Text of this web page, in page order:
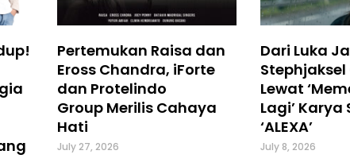
Pertemukan Raisa dan
Eross Chandra, iForte
dan Protelindo
Group Merilis Cahaya
Hati
July 27, 2026
Dari Luka
Lewat
Lagi’ Karya
‘ALEXA’
July 8, 2026